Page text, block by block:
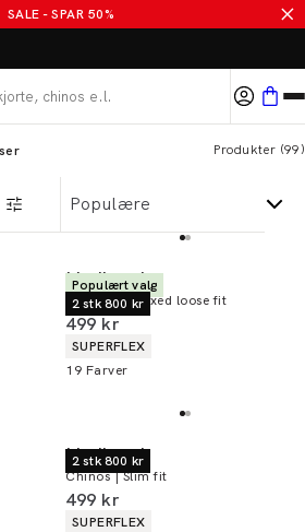
SALE - SPAR 50%
Produkter (99)
Populært valg
2 stk 800 kr
Lindbergh
Chinos | Relaxed loose fit
I alt (inkl. rabat)
499 kr
Produkt egenskaber
SUPERFLEX
19 Farver
2 stk 800 kr
Lindbergh
Chinos | Slim fit
I alt (inkl. rabat)
499 kr
Produkt egenskaber
SUPERFLEX